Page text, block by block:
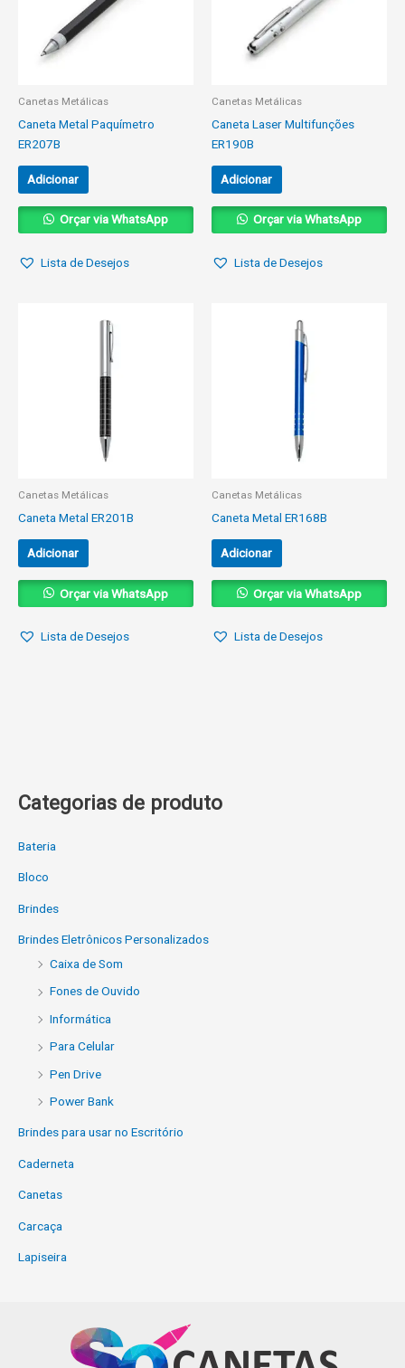
Categorias de produto
Bateria
Bloco
Brindes
Brindes Eletrônicos Personalizados
Caixa de Som
Fones de Ouvido
Informática
Para Celular
Pen Drive
Power Bank
Brindes para usar no Escritório
Caderneta
Canetas
Carcaça
Lapiseira
Canetas Metálicas
Caneta Metal Paquímetro
ER207B
Adicionar
Orçar via WhatsApp
Lista de Desejos
Canetas Metálicas
Caneta Laser Multifunções
ER190B
Adicionar
Orçar via WhatsApp
Lista de Desejos
Canetas Metálicas
Caneta Metal ER201B
Adicionar
Orçar via WhatsApp
Lista de Desejos
Canetas Metálicas
Caneta Metal ER168B
Adicionar
Orçar via WhatsApp
Lista de Desejos